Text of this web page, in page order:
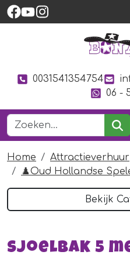
0031541354754
06 -
Home Attractieverhuur
♟️Oud Hollandse
Bekijk
Sjoelbak 5